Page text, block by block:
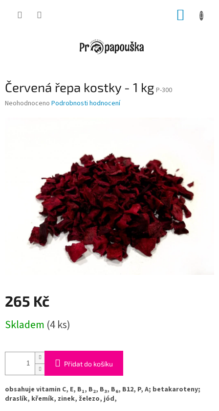
Červená řepa kostky - 1 kg P-300
Průměrné
Neohodnoceno Podrobnosti hodnocení
265 Kč
cena:
Skladem (4 ks)
Přidat do košíku
obsahuje vitamin C, E, B1, B2, B3, B6, B12, P, A; betakaroteny;
draslík, křemík, zinek, železo, jód,